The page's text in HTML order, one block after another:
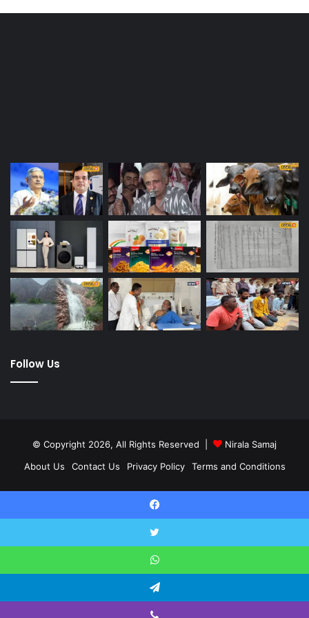
Follow Us
© Copyright 2026, All Rights Reserved |
Nirala Samaj
About Us
Contact Us Privacy Policy Terms and Conditions
Twitter
Facebook
Twitter
WhatsApp
Telegram